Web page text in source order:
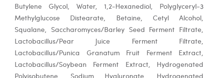
Butylene Glycol, Water, 1,2-Hexanediol, Polyglyceryl-3
Methylglucose Distearate, Betaine, Cetyl Alcohol,
Squalane, Saccharomyces/Barley Seed Ferment Filtrate,
Lactobacillus/Pear Juice Ferment Filtrate,
Lactobacillus/Punica Granatum Fruit Ferment Extract,
Lactobacillus/Soybean Ferment Extract, Hydrogenated
Polyisobutene, Sodium Hyaluronate, Hydrogenated